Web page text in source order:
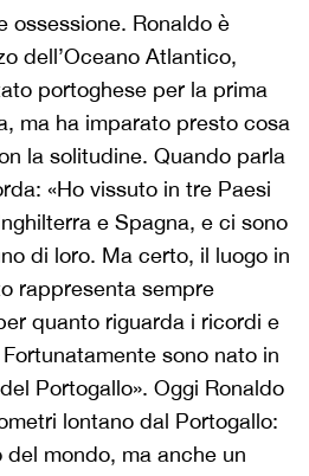
ossessione. Ronaldo è
dell’Oceano Atlantico,
portoghese per la prima
ma ha imparato presto cosa
la solitudine. Quando parla
«Ho vissuto in tre Paesi
e Spagna, e ci sono
di loro. Ma certo, il luogo in
rappresenta sempre
quanto riguarda i ricordi e
sono nato in
Portogallo». Oggi Ronaldo
lontano dal Portogallo:
mondo, ma anche un